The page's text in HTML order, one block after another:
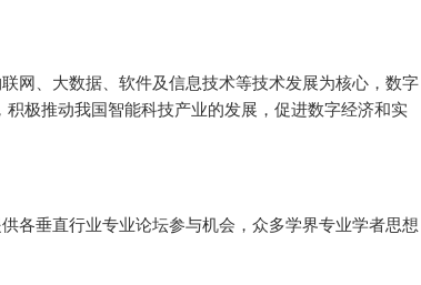
网、大数据、软件及信息技术等技术发展为核心，数字
极推动我国智能科技产业的发展，促进数字经济和实
各垂直行业专业论坛参与机会，众多学界专业学者思想